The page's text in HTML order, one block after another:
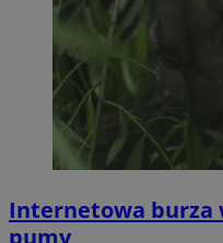
Internetowa burza
pumy